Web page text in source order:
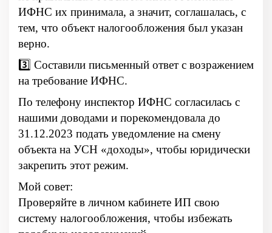
ИФНС их принимала, а значит, соглашалась, с
тем, что объект налогообложения был указан
верно.
3️⃣ Составили письменный ответ с возражением
на требование ИФНС.
По телефону инспектор ИФНС согласилась с
нашими доводами и порекомендовала до
31.12.2023 подать уведомление на смену
объекта на УСН «доходы», чтобы юридически
закрепить этот режим.
Мой совет:
Проверяйте в личном кабинете ИП свою
систему налогообложения, чтобы избежать